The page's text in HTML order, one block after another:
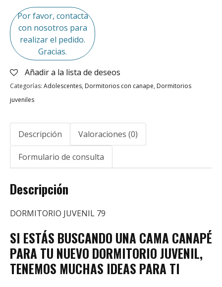
Por favor, contacta
con nosotros para
realizar el pedido.
Gracias.
Añadir a la lista de deseos
Categorías: Adolescentes, Dormitorios con canape, Dormitorios
juveniles
Descripción Valoraciones (0)
Formulario de consulta
Descripción
DORMITORIO JUVENIL 79
SI ESTÁS BUSCANDO UNA CAMA CANAPÉ
PARA TU NUEVO DORMITORIO JUVENIL,
TENEMOS MUCHAS IDEAS PARA TI